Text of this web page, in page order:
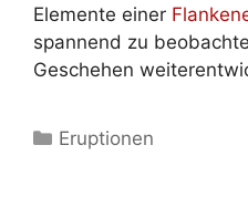
Elemente einer
spannend zu
Geschehen
Kategorien
Eruptionen